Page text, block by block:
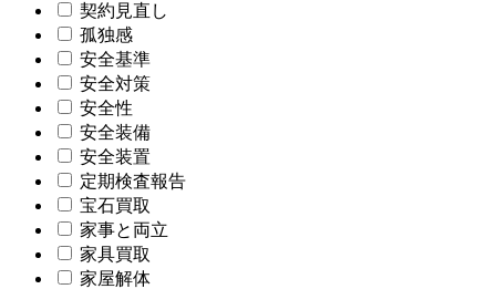
契約見直し
孤独感
安全基準
安全対策
安全性
安全装備
安全装置
定期検査報告
宝石買取
家事と両立
家具買取
家屋解体